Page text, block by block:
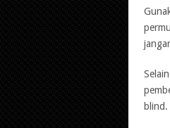
blind.